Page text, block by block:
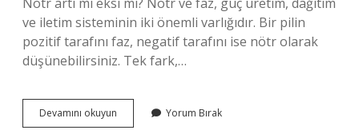
ve iletim sisteminin iki önemli varlığıdır. Bir pilin
pozitif tarafını faz, negatif tarafını ise nötr olarak
düşünebilirsiniz. Tek fark,…
Devamını okuyun
Ve
Yorum Bırak